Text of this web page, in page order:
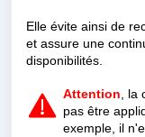
Elle évite ainsi de
et assure une
disponibilités.
Attention ,
pas être
exemple, il